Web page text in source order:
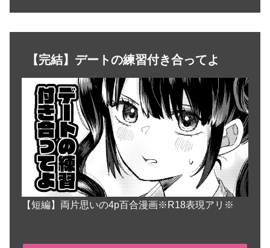
【完結】デートの練習付き合ってよ
【短編】両片思いの4p百合漫画※R18表現アリ※